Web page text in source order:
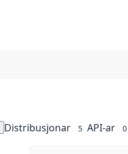
Distribusjonar 5 API-ar 0